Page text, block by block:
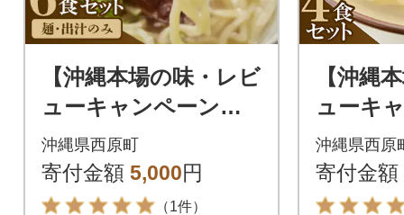
【沖縄本場の味・レビ
ューキャンペーン対
象】与那覇食品の沖縄
そば6食セット(麺・出
汁のみ)
沖縄県西原町
寄付金額 5,000円
（1件）
【沖縄
ューキ
象】与
そば(麺
枚肉付
沖縄県西原
寄付金額